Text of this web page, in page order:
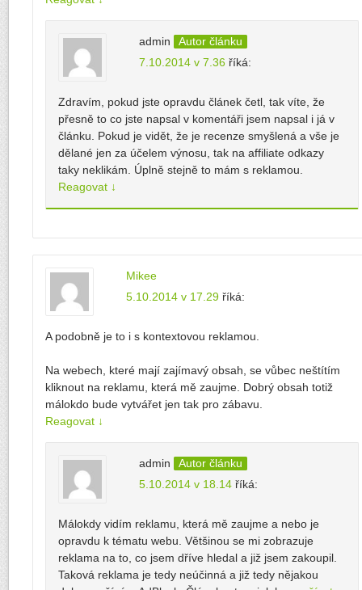
admin
Autor článku
7.10.2014 v 7.36 říká:
Zdravím, pokud jste opravdu článek četl, tak víte, že
přesně to co jste napsal v komentáři jsem napsal i já v
článku. Pokud je vidět, že je recenze smyšlená a vše je
dělané jen za účelem výnosu, tak na affiliate odkazy
taky neklikám. Úplně stejně to mám s reklamou.
Reagovat ↓
Mikee
5.10.2014 v 17.29 říká:
A podobně je to i s kontextovou reklamou.
Na webech, které mají zajímavý obsah, se vůbec neštítím
kliknout na reklamu, která mě zaujme. Dobrý obsah totiž
málokdo bude vytvářet jen tak pro zábavu.
Reagovat ↓
admin
Autor článku
5.10.2014 v 18.14 říká:
Málokdy vidím reklamu, která mě zaujme a nebo je
opravdu k tématu webu. Většinou se mi zobrazuje
reklama na to, co jsem dříve hledal a již jsem zakoupil.
Taková reklama je tedy neúčinná a již tedy nějakou